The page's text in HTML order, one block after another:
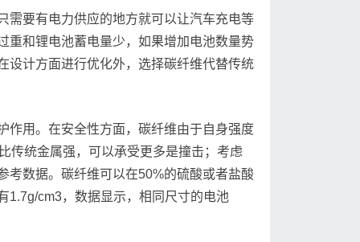
需要有电力供应的地方就可以让汽车充电等
重和锂电池蓄电量少，如果增加电池数量势
设计方面进行优化外，选择碳纤维代替传统
作用。在安全性方面，碳纤维由于自身强度
传统金属强，可以承受更多是撞击；考虑
考数据。碳纤维可以在50%的硫酸或者盐酸
1.7g/cm3，数据显示，相同尺寸的电池